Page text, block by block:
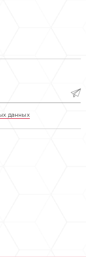
данных